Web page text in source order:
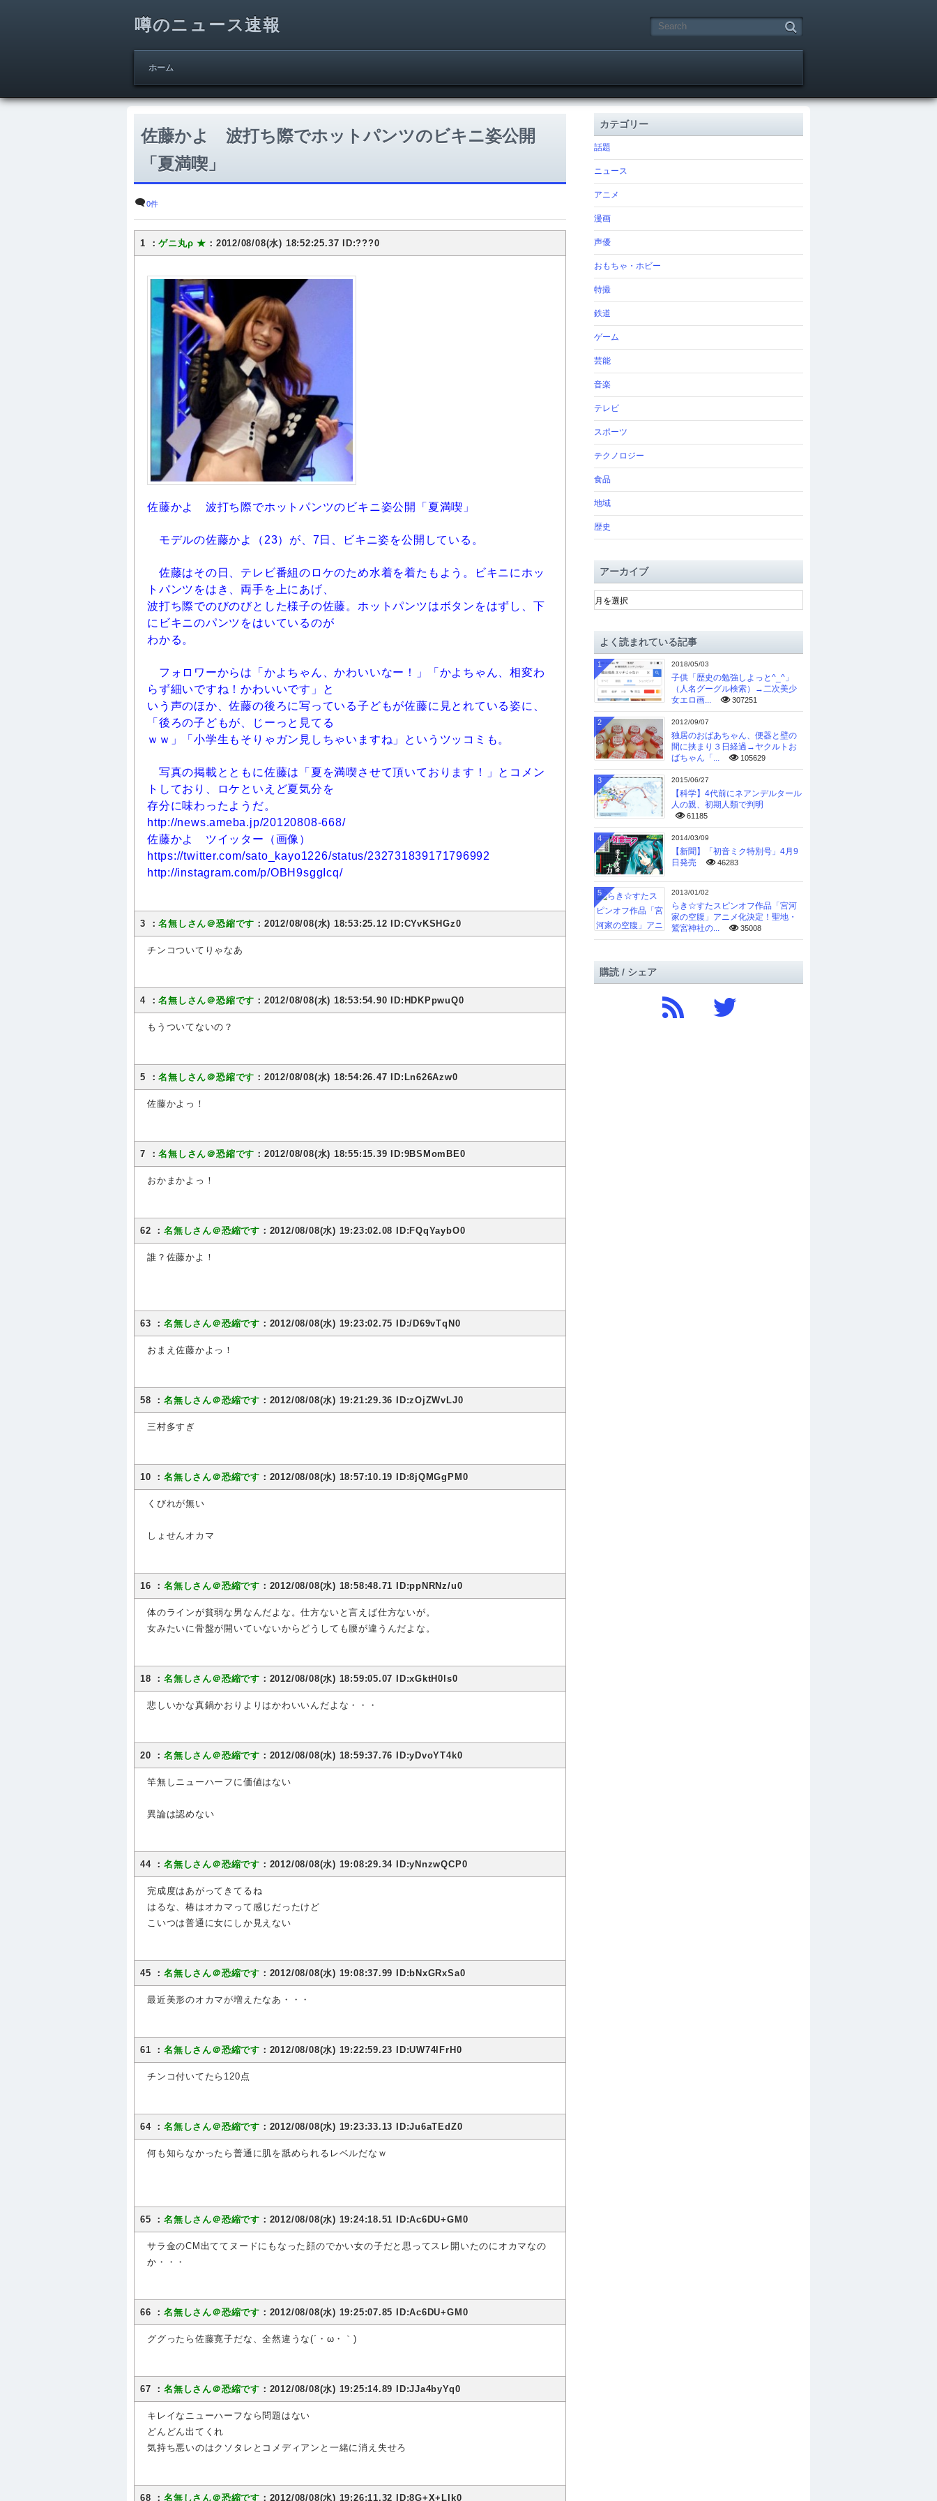
噂のニュース速報
ホーム
佐藤かよ 波打ち際でホットパンツのビキニ姿公開
「夏満喫」
0件
1 ：ゲニ丸ρ ★ ：2012/08/08(水) 18:52:25.37 ID:???0
佐藤かよ 波打ち際でホットパンツのビキニ姿公開「夏満喫」
モデルの佐藤かよ（23）が、7日、ビキニ姿を公開している。
佐藤はその日、テレビ番組のロケのため水着を着たもよう。ビキニにホッ
トパンツをはき、両手を上にあげ、
波打ち際でのびのびとした様子の佐藤。ホットパンツはボタンをはずし、下
にビキニのパンツをはいているのが
わかる。
フォロワーからは「かよちゃん、かわいいなー！」「かよちゃん、相変わ
らず細いですね！かわいいです」と
いう声のほか、佐藤の後ろに写っている子どもが佐藤に見とれている姿に、
「後ろの子どもが、じーっと見てる
ｗｗ」「小学生もそりゃガン見しちゃいますね」というツッコミも。
写真の掲載とともに佐藤は「夏を満喫させて頂いております！」とコメン
トしており、ロケといえど夏気分を
存分に味わったようだ。
http://news.ameba.jp/20120808-668/
佐藤かよ ツイッター（画像）
https://twitter.com/sato_kayo1226/status/232731839171796992
http://instagram.com/p/OBH9sggIcq/
3 ：名無しさん＠恐縮です ：2012/08/08(水) 18:53:25.12 ID:CYvKSHGz0
チンコついてりゃなあ
4 ：名無しさん＠恐縮です ：2012/08/08(水) 18:53:54.90 ID:HDKPpwuQ0
もうついてないの？
5 ：名無しさん＠恐縮です ：2012/08/08(水) 18:54:26.47 ID:Ln626Azw0
佐藤かよっ！
7 ：名無しさん＠恐縮です ：2012/08/08(水) 18:55:15.39 ID:9BSMomBE0
おかまかよっ！
62 ：名無しさん＠恐縮です ：2012/08/08(水) 19:23:02.08 ID:FQqYaybO0
誰？佐藤かよ！
63 ：名無しさん＠恐縮です ：2012/08/08(水) 19:23:02.75 ID:/D69vTqN0
おまえ佐藤かよっ！
58 ：名無しさん＠恐縮です ：2012/08/08(水) 19:21:29.36 ID:zOjZWvLJ0
三村多すぎ
10 ：名無しさん＠恐縮です ：2012/08/08(水) 18:57:10.19 ID:8jQMGgPM0
くびれが無い
しょせんオカマ
16 ：名無しさん＠恐縮です ：2012/08/08(水) 18:58:48.71 ID:ppNRNz/u0
体のラインが貧弱な男なんだよな。仕方ないと言えば仕方ないが。
女みたいに骨盤が開いていないからどうしても腰が違うんだよな。
18 ：名無しさん＠恐縮です ：2012/08/08(水) 18:59:05.07 ID:xGktH0ls0
悲しいかな真鍋かおりよりはかわいいんだよな・・・
20 ：名無しさん＠恐縮です ：2012/08/08(水) 18:59:37.76 ID:yDvoYT4k0
竿無しニューハーフに価値はない
異論は認めない
44 ：名無しさん＠恐縮です ：2012/08/08(水) 19:08:29.34 ID:yNnzwQCP0
完成度はあがってきてるね
はるな、椿はオカマって感じだったけど
こいつは普通に女にしか見えない
45 ：名無しさん＠恐縮です ：2012/08/08(水) 19:08:37.99 ID:bNxGRxSa0
最近美形のオカマが増えたなあ・・・
61 ：名無しさん＠恐縮です ：2012/08/08(水) 19:22:59.23 ID:UW74lFrH0
チンコ付いてたら120点
64 ：名無しさん＠恐縮です ：2012/08/08(水) 19:23:33.13 ID:Ju6aTEdZ0
何も知らなかったら普通に肌を舐められるレベルだなｗ
65 ：名無しさん＠恐縮です ：2012/08/08(水) 19:24:18.51 ID:Ac6DU+GM0
サラ金のCM出ててヌードにもなった顔のでかい女の子だと思ってスレ開いたのにオカマなの
か・・・
66 ：名無しさん＠恐縮です ：2012/08/08(水) 19:25:07.85 ID:Ac6DU+GM0
ググったら佐藤寛子だな、全然違うな(´・ω・｀)
67 ：名無しさん＠恐縮です ：2012/08/08(水) 19:25:14.89 ID:JJa4byYq0
キレイなニューハーフなら問題はない
どんどん出てくれ
気持ち悪いのはクソタレとコメディアンと一緒に消え失せろ
68 ：名無しさん＠恐縮です ：2012/08/08(水) 19:26:11.32 ID:8G+X+LIk0
カテゴリー
話題
ニュース
アニメ
漫画
声優
おもちゃ・ホビー
特撮
鉄道
ゲーム
芸能
音楽
テレビ
スポーツ
テクノロジー
食品
地域
歴史
アーカイブ
ア
ー
ブよく読まれている記事
2018/05/03
子供「歴史の勉強しよっと^_^」
（人名グーグル検索）→二次美少
女エロ画...
307251
1
2012/09/07
独居のおばあちゃん、便器と壁の
間に挟まり３日経過→ヤクルトお
ばちゃん「...
105629
2
2015/06/27
【科学】4代前にネアンデルタール
人の親、初期人類で判明
61185
3
2014/03/09
【新聞】「初音ミク特別号」4月9
日発売
46283
4
2013/01/02
らき☆すたスピンオフ作品「宮河
家の空腹」アニメ化決定！聖地・
鷲宮神社の...
35008
5
購読 / シェア